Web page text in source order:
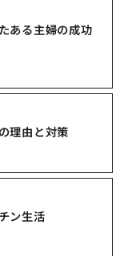
ある主婦の成功
理由と対策
ン生活